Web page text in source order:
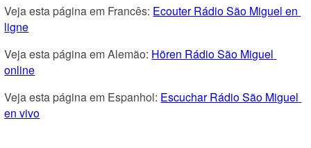
Veja esta página em Francês: Ecouter Rádio São Miguel en
ligne
Veja esta página em Alemão: Hören Rádio São Miguel
online
Veja esta página em Espanhol: Escuchar Rádio São Miguel
en vivo